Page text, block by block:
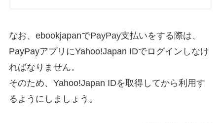
なお、ebookjapanでPayPay支払いをする際は、
PayPayアプリにYahoo!Japan IDでログインしなけ
ればなりません。
そのため、Yahoo!Japan IDを取得してから利用す
るようにしましょう。